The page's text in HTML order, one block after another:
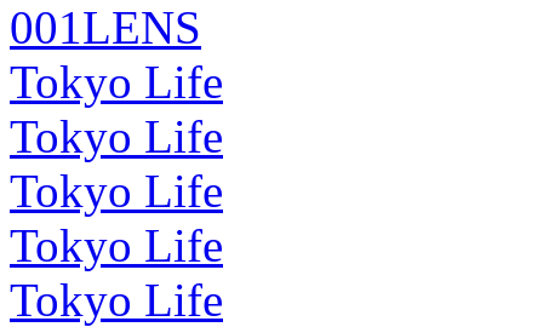
001LENS
Tokyo Life
Tokyo Life
Tokyo Life
Tokyo Life
Tokyo Life